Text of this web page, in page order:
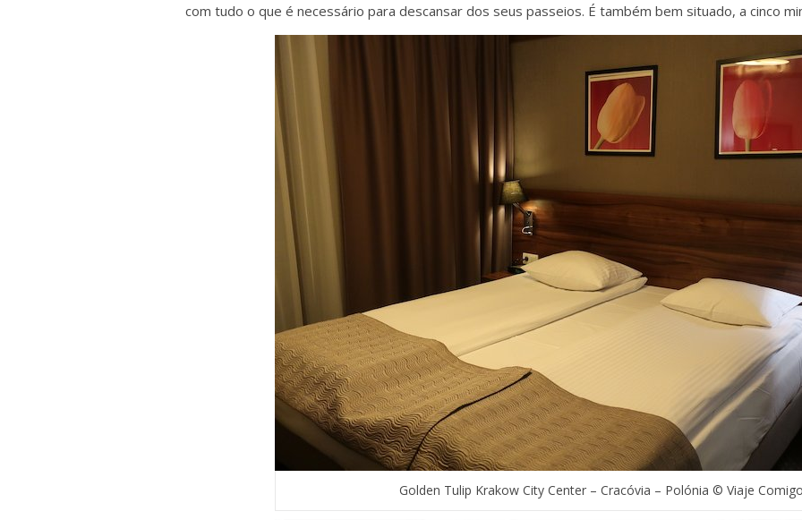
com tudo o que é necessário para descansar dos seus passeios. É também bem situado, a cinco
Golden Tulip Krakow City Center – Cracóvia – Polónia © Viaje